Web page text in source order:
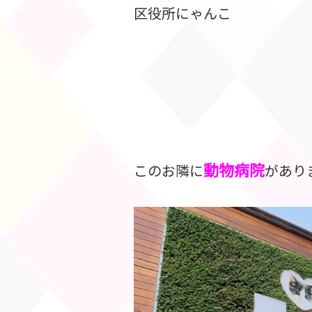
区役所にゃんこ
このお隣に動物病院があり